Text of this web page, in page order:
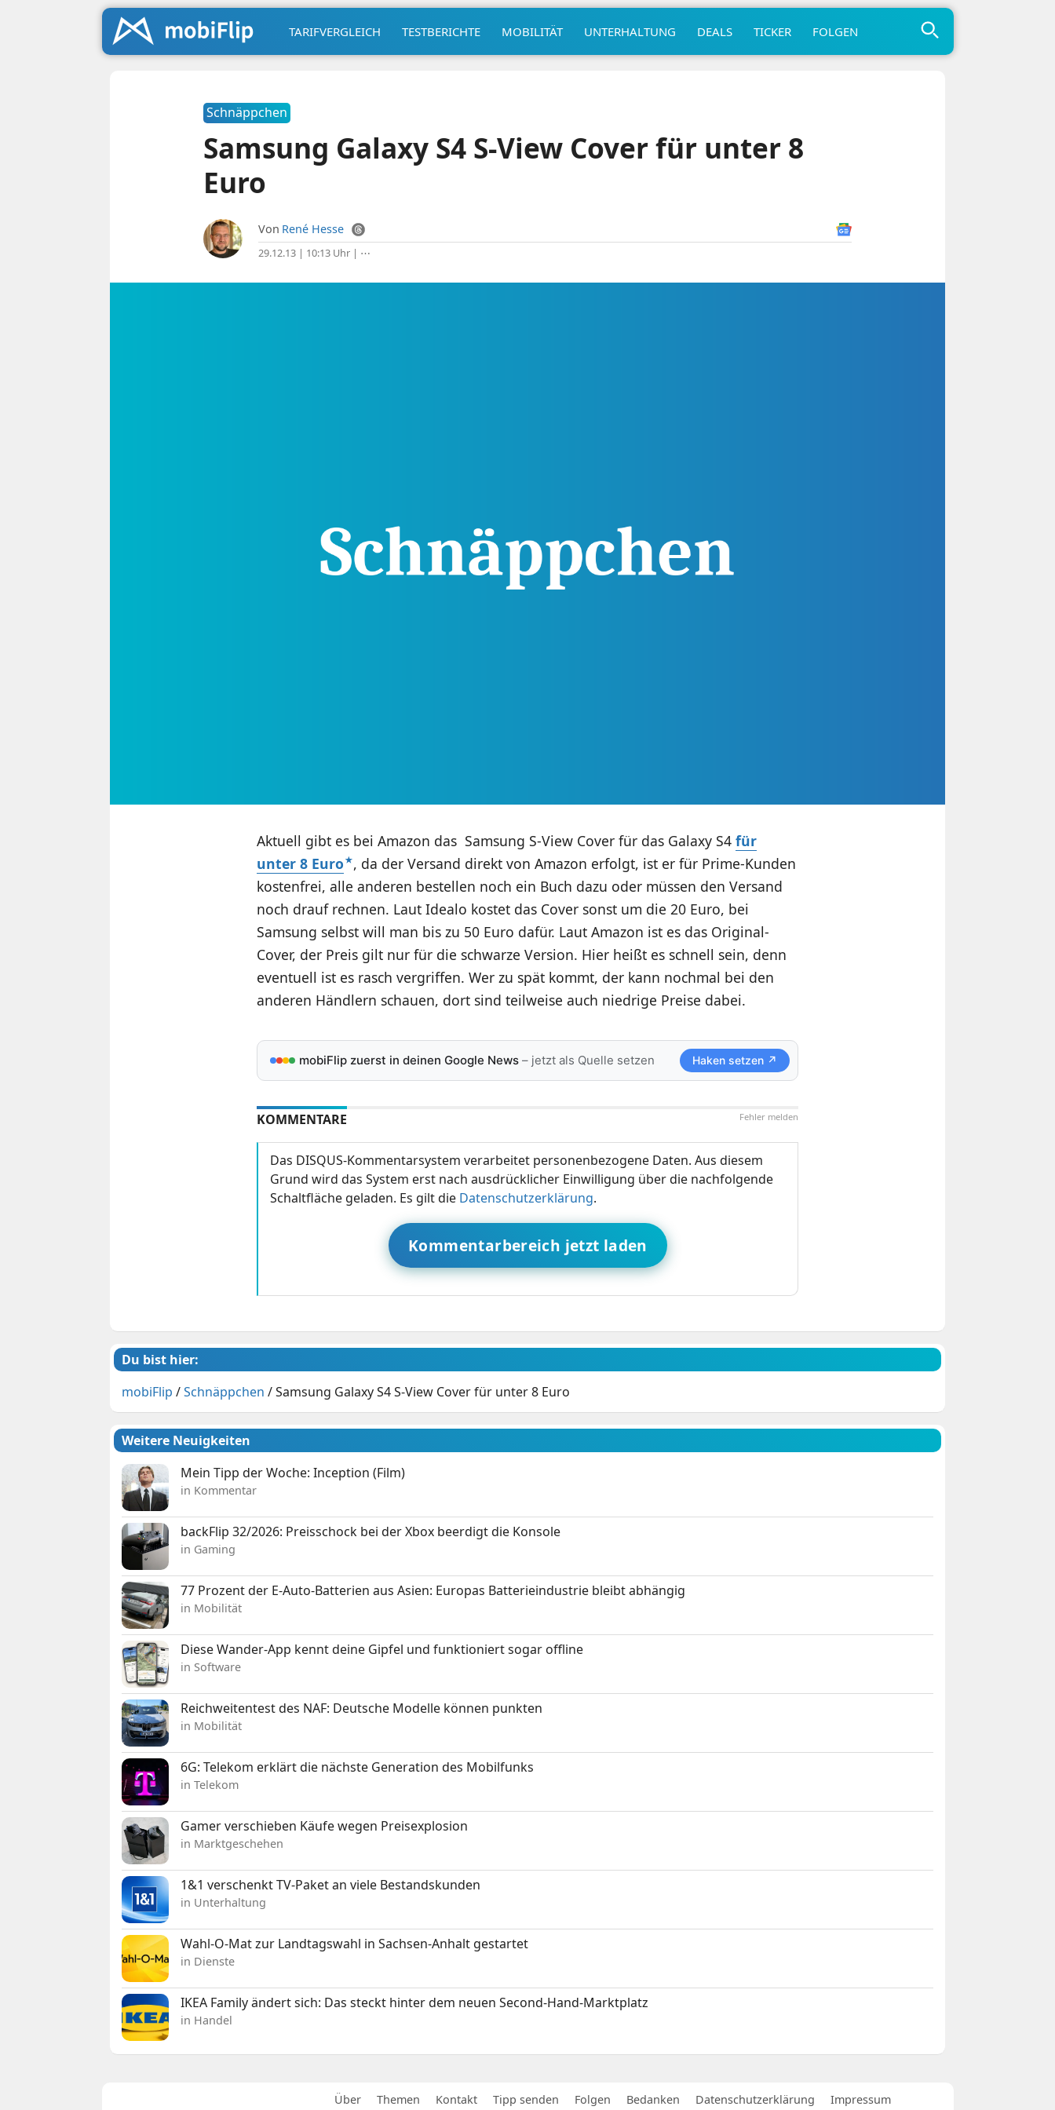
TARIFVERGLEICH TESTBERICHTE MOBILITÄT UNTERHALTUNG DEALS TICKER FOLGEN
Schnäppchen
Samsung Galaxy S4 S-View Cover für unter 8
Euro
Von René Hesse
29.12.13 | 10:13 Uhr| ⋯
Aktuell gibt es bei Amazon das Samsung S-View Cover für das Galaxy S4 für
unter 8 Euro , da der Versand direkt von Amazon erfolgt, ist er für Prime-Kunden
kostenfrei, alle anderen bestellen noch ein Buch dazu oder müssen den Versand
noch drauf rechnen. Laut Idealo kostet das Cover sonst um die 20 Euro, bei
Samsung selbst will man bis zu 50 Euro dafür. Laut Amazon ist es das Original-
Cover, der Preis gilt nur für die schwarze Version. Hier heißt es schnell sein, denn
eventuell ist es rasch vergriffen. Wer zu spät kommt, der kann nochmal bei den
anderen Händlern schauen, dort sind teilweise auch niedrige Preise dabei.
mobiFlip zuerst in deinen Google News– jetzt als Quelle setzen Haken setzen ↗
Fehler melden
KOMMENTARE
Das DISQUS-Kommentarsystem verarbeitet personenbezogene Daten. Aus diesem
Grund wird das System erst nach ausdrücklicher Einwilligung über die nachfolgende
Schaltfläche geladen. Es gilt die Datenschutzerklärung.
Kommentarbereich jetzt laden
Du bist hier:
mobiFlip /Schnäppchen /Samsung Galaxy S4 S-View Cover für unter 8 Euro
Weitere Neuigkeiten
Mein Tipp der Woche: Inception (Film)
in Kommentar
backFlip 32/2026: Preisschock bei der Xbox beerdigt die Konsole
in Gaming
77 Prozent der E-Auto-Batterien aus Asien: Europas Batterieindustrie bleibt abhängig
in Mobilität
Diese Wander-App kennt deine Gipfel und funktioniert sogar offline
in Software
Reichweitentest des NAF: Deutsche Modelle können punkten
in Mobilität
6G: Telekom erklärt die nächste Generation des Mobilfunks
in Telekom
Gamer verschieben Käufe wegen Preisexplosion
in Marktgeschehen
1&1 verschenkt TV-Paket an viele Bestandskunden
in Unterhaltung
Wahl-O-Mat zur Landtagswahl in Sachsen-Anhalt gestartet
in Dienste
IKEA Family ändert sich: Das steckt hinter dem neuen Second-Hand-Marktplatz
in Handel
Über Themen Kontakt Tipp senden Folgen Bedanken Datenschutzerklärung Impressum